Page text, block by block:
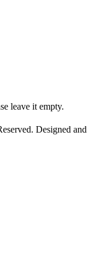
leave it empty.
Designed and